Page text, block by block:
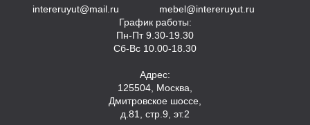
intereruyut@mail.ru
mebel@intereruyut.ru
График работы:
Пн-Пт 9.30-19.30
Сб-Вс 10.00-18.30
Адрес:
125504, Москва,
Дмитровское шоссе,
д.81, стр.9, эт.2